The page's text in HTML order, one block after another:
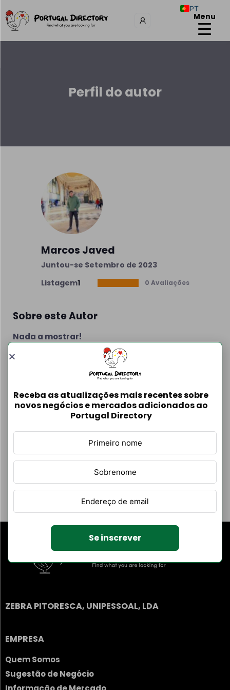
Menu
Perfil do autor
Marcos Javed
Juntou-se Setembro de 2023
Listagem1 0 Avaliações
Sobre este Autor
Nada a mostrar!
Informações de contato
autores
Categoria
ZEBRA PITORESCA, UNIPESSOAL, LDA
EMPRESA
Quem Somos
Sugestão de Negócio
PT
Receba as atualizações mais recentes sobre
novos negócios e mercados adicionados ao
Portugal Directory
Se inscrever